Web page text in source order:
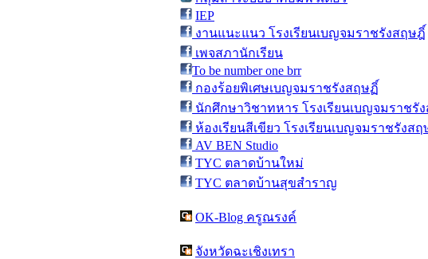
IEP
งานแนะแนว โรงเรียนเบญจมราชรังสฤษฎิ์
เพจสภานักเรียน
To be number one brr
กองร้อยพิเศษเบญจมราชรังสฤษฏิ์
นักศึกษาวิชาทหาร โรงเรียนเบญจมราชรั
ห้องเรียนสีเขียว โรงเรียนเบญจมราชรังสฤ
AV BEN Studio
TYC ตลาดบ้านใหม่
TYC ตลาดบ้านสุขสำราญ
OK-Blog ครูณรงค์
จังหวัดฉะเชิงเทรา